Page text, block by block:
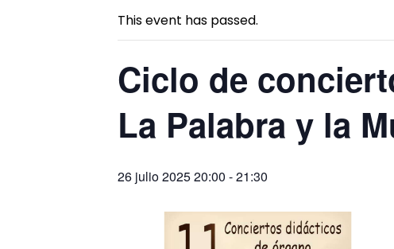
This event has passed.
Ciclo de
La Palabra y la
26 julio 2025 20:00 -21:30